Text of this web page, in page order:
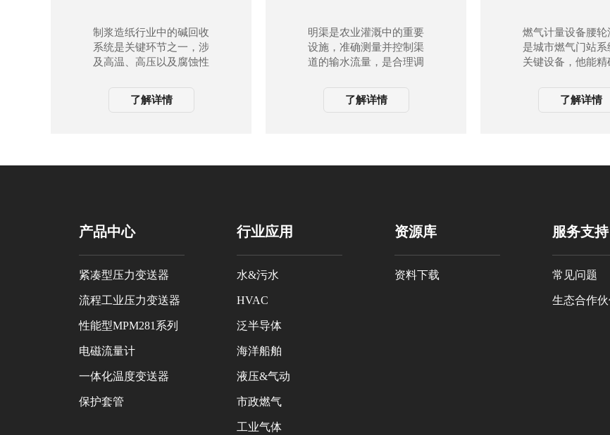
制浆造纸行业中的碱回收
系统是关键环节之一，涉
及高温、高压以及腐蚀性
量仪表的要求非常高。
了解详情
明渠是农业灌溉中的重要
设施，准确测量并控制渠
道的输水流量，是合理调
要环节。 针对灌区内的
干渠、支渠、斗渠等场
决方案。
了解详情
燃气计量设备腰轮
是城市燃气门站系
关键设备，他能精
结算的重要依据。
精度压力变送器，
了解详情
产品中心
紧凑型压力变送器
流程工业压力变送器
性能型MPM281系列
电磁流量计
一体化温度变送器
保护套管
行业应用
水&污水
HVAC
泛半导体
海洋船舶
液压&气动
市政燃气
工业气体
资源库
资料下载
服务支持
常见问题
生态合作